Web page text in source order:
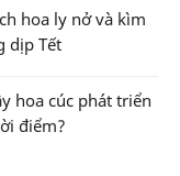
hoa ly nở và kìm
dịp Tết
hoa cúc phát triển
điểm?